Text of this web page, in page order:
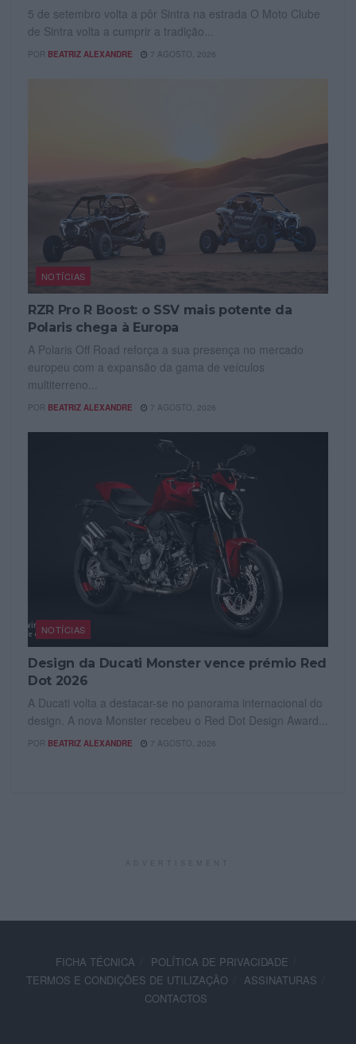
5 de setembro volta a pôr Sintra na estrada O Moto Clube
de Sintra volta a cumprir a tradição...
POR BEATRIZ ALEXANDRE 7 AGOSTO, 2026
NOTÍCIAS
RZR Pro R Boost: o SSV mais potente da
Polaris chega à Europa
A Polaris Off Road reforça a sua presença no mercado
europeu com a expansão da gama de veículos
multiterreno...
POR BEATRIZ ALEXANDRE 7 AGOSTO, 2026
NOTÍCIAS
Design da Ducati Monster vence prémio Red
Dot 2026
A Ducati volta a destacar-se no panorama internacional do
design. A nova Monster recebeu o Red Dot Design Award...
POR BEATRIZ ALEXANDRE 7 AGOSTO, 2026
FICHA TÉCNICA
POLÍTICA DE PRIVACIDADE
TERMOS E CONDIÇÕES DE UTILIZAÇÃO
ASSINATURAS
CONTACTOS